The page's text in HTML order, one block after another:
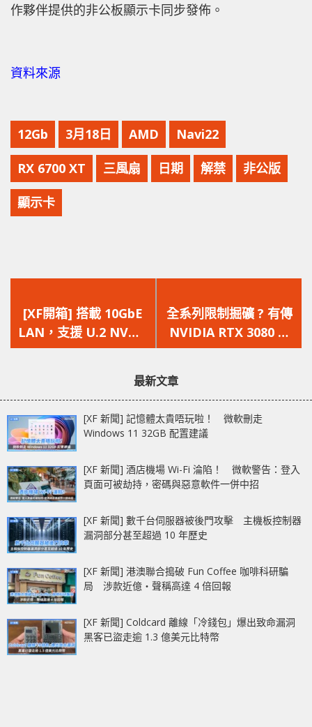
作夥伴提供的非公板顯示卡同步發佈。
資料來源
12Gb 3月18日 AMD Navi22
RX 6700 XT 三風扇 日期 解禁 非公版
顯示卡
一
篇
文
[XF開箱] 搭載 10GbE
LAN，支援 U.2 NVMe
SSD，QNAP TS-
一
篇
文
全系列限制掘礦 ? 有傳
NVIDIA RTX 3080 Ti
將重新上馬
最新文章
[XF 新聞] 記憶體太貴唔玩啦！ 微軟刪走
Windows 11 32GB 配置建議
[XF 新聞] 酒店機場 Wi-Fi 淪陷！ 微軟警告：登入
頁面可被劫持，密碼與惡意軟件一併中招
[XF 新聞] 數千台伺服器被後門攻擊 主機板控制器
漏洞部分甚至超過 10 年歷史
[XF 新聞] 港澳聯合搗破 Fun Coffee 咖啡科研騙
局 涉款近億‧聲稱高達 4 倍回報
[XF 新聞] Coldcard 離線「冷錢包」爆出致命漏洞
黑客已盜走逾 1.3 億美元比特幣